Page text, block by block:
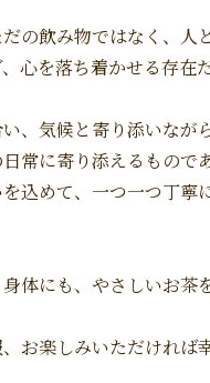
の飲み物ではなく、人
心を落ち着かせる存在
、気候と寄り添いなが
常に寄り添えるものであ
込めて、一つ一つ丁寧
体にも、やさしいお茶
お楽しみいただければ